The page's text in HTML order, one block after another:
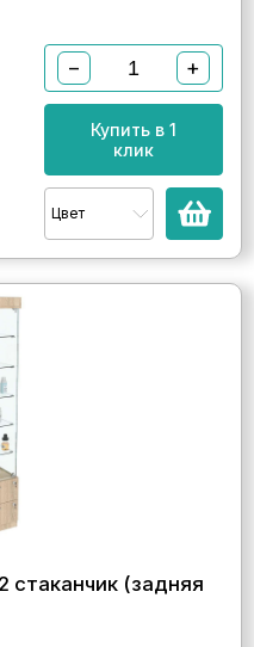
− +
Купить в 1
клик
Цвет
(задняя